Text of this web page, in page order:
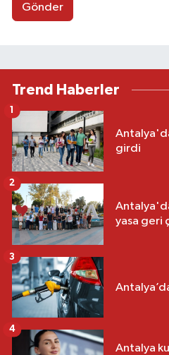
Gönder
Trend Haberler
girdi
yasa geri
2
3
Antalya
4